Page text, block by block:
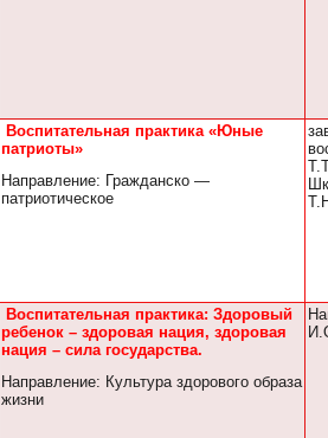
Воспитательная практика «Юные
патриоты»
Направление: Гражданско —
патриотическое
Воспитательная практика: Здоровый
ребенок – здоровая нация, здоровая
нация – сила государства.
Направление: Культура здорового образа
жизни